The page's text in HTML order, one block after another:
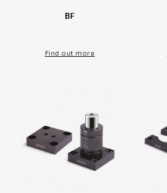
BF
Find out more